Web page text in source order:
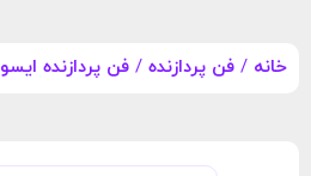
خانه / فن پردازنده / فن پردازنده